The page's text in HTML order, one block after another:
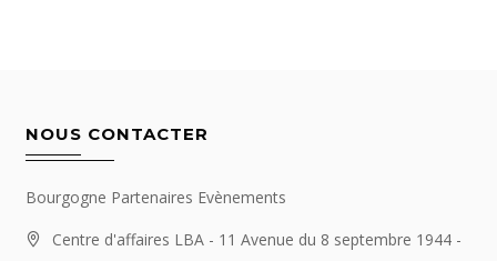
NOUS CONTACTER
Bourgogne Partenaires Evènements
Centre d'affaires LBA - 11 Avenue du 8 septembre 1944 -